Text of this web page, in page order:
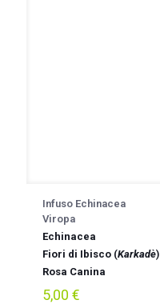
Infuso Echinacea
Viropa
Echinacea
Fiori di Ibisco (Karkadè)
Rosa Canina
5,00 €